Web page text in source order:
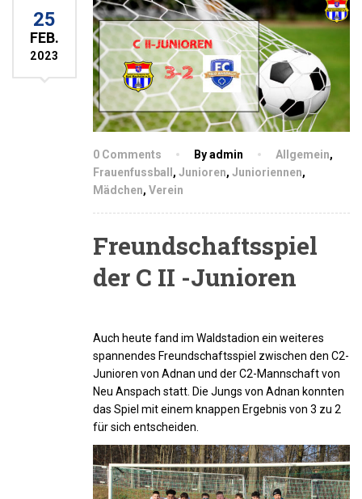
25
FEB.
2023
0 Comments By admin Allgemein,
Frauenfussball , Junioren, Junioriennen,
Mädchen, Verein
Freundschaftsspiel
der C II -Junioren
Auch heute fand im Waldstadion ein weiteres
spannendes Freundschaftsspiel zwischen den C2-
Junioren von Adnan und der C2-Mannschaft von
Neu Anspach statt. Die Jungs von Adnan konnten
das Spiel mit einem knappen Ergebnis von 3 zu 2
für sich entscheiden.